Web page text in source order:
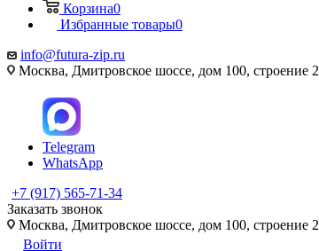
Корзина0
Избранные товары0
info@futura-zip.ru
Москва, Дмитровское шоссе, дом 100, строение 2
Telegram
WhatsApp
+7 (917) 565-71-34
Заказать звонок
Москва, Дмитровское шоссе, дом 100, строение 2
Войти